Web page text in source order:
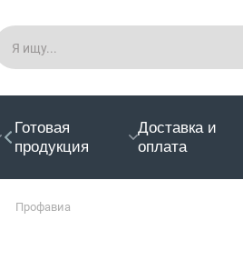
Готовая
продукция
Доставка и
оплата
Профавиа